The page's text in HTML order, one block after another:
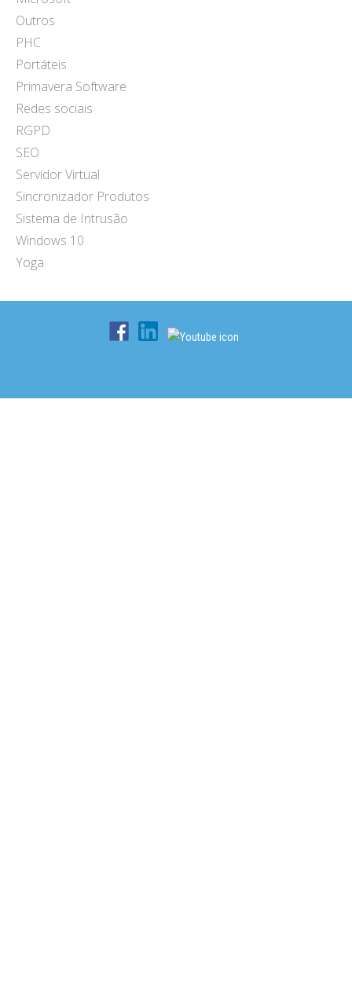
Outros
PHC
Portáteis
Primavera Software
Redes sociais
RGPD
SEO
Servidor Virtual
Sincronizador Produtos
Sistema de Intrusão
Windows 10
Yoga